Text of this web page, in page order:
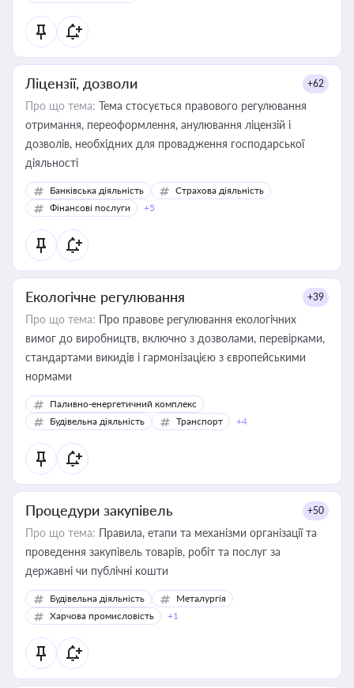
Ліцензії, дозволи +62
Про що тема: Тема стосується правового регулювання
отримання, переоформлення, анулювання ліцензій і
дозволів, необхідних для провадження господарської
діяльності
Банківська діяльність
Страхова діяльність
Фінансові послуги
+5
Екологічне регулювання +39
Про що тема: Про правове регулювання екологічних
вимог до виробництв, включно з дозволами, перевірками,
стандартами викидів і гармонізацією з європейськими
нормами
Паливно-енергетичний комплекс
Будівельна діяльність
Транспорт +4
Процедури закупівель +50
Про що тема: Правила, етапи та механізми організації та
проведення закупівель товарів, робіт та послуг за
державні чи публічні кошти
Будівельна діяльність
Металургія
Харчова промисловість
+1